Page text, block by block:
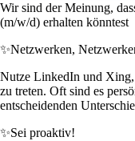
Wir sind der Meinung,
(m/w/d) erhalten könntest
✨Netzwerken,
Nutze LinkedIn und
zu treten. Oft sind es
entscheidenden
✨Sei proaktiv!